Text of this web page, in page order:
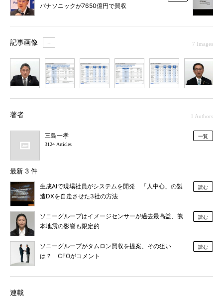
パナソニックが7650億円で買収
記事画像 ＋ 7 Images
著者 1 Authors
三島一孝
3124 Articles
一覧
最新 3 件
生成AIで現場社員がシステムを開発 「人中心」の製
造DXを自走させた3社の方法
読む
ソニーグループはイメージセンサーが過去最高益、熊
本地震の影響も限定的
読む
ソニーグループがタムロン買収を提案、その狙い
は？ CFOがコメント
読む
連載